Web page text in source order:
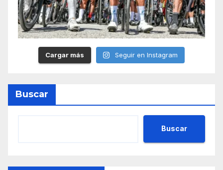
Cargar más Seguir en Instagram
Buscar
Buscar